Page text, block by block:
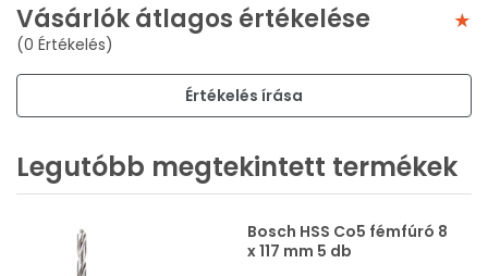
Vásárlók átlagos értékelése
(0 Értékelés)
Értékelés írása
Legutóbb megtekintett termékek
Bosch HSS Co5 fémfúró 8
x 117 mm 5 db